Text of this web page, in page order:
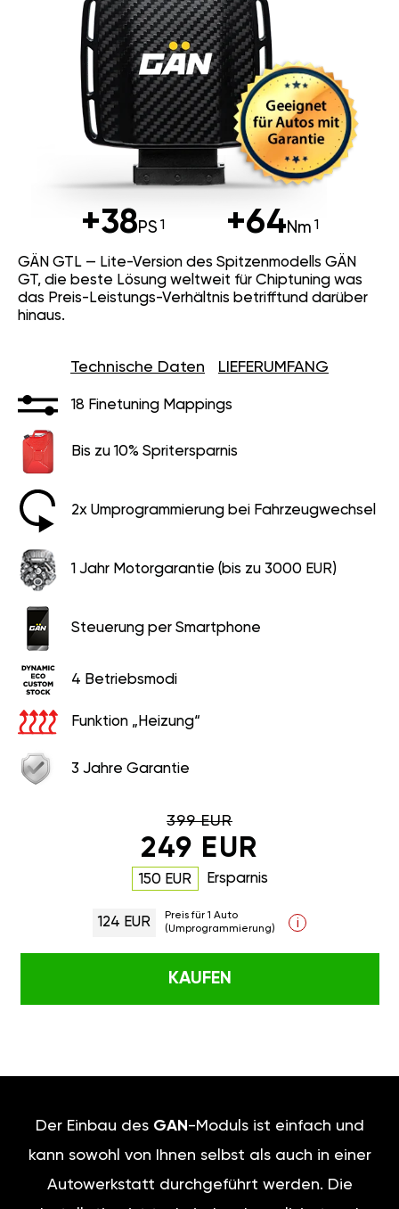
+38PS +64Nm
GÄN GTL — Lite-Version des Spitzenmodells GÄN
GT, die beste Lösung weltweit für Chiptuning was
das Preis-Leistungs-Verhältnis betrifftund darüber
hinaus.
Technische Daten LIEFERUMFANG
18 Finetuning Mappings
Bis zu 10% Spritersparnis
2x Umprogrammierung bei Fahrzeugwechsel
1 Jahr Motorgarantie (bis zu 3000 EUR)
Steuerung per Smartphone
4 Betriebsmodi
Funktion „Heizung“
3 Jahre Garantie
399 EUR
249 EUR
150 EUR Ersparnis
124 EUR
Preis für 1 Auto
(Umprogrammierung)
i
KAUFEN
Der Einbau des GAN -Moduls ist einfach und
kann sowohl von Ihnen selbst als auch in einer
Autowerkstatt durchgeführt werden. Die